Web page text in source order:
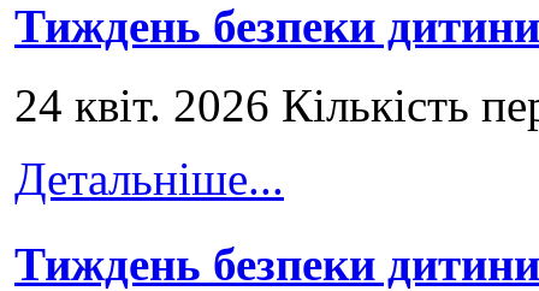
Тиждень безпеки
24 квіт. 2026 Кількість
Детальніше...
Тиждень безпеки